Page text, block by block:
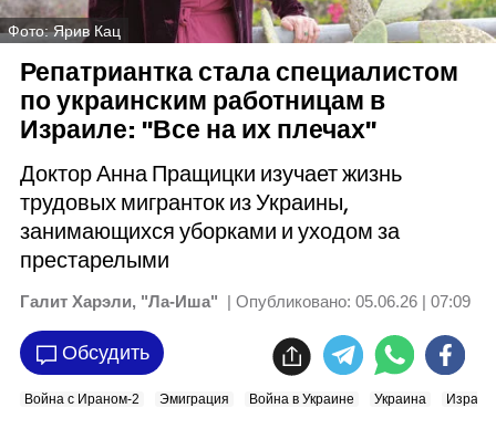
Фото: Ярив Кац
Репатриантка стала специалистом
по украинским работницам в
Израиле: "Все на их плечах"
Доктор Анна Пращицки изучает жизнь
трудовых мигранток из Украины,
занимающихся уборками и уходом за
престарелыми
Галит Харэли, "Ла-Иша" | Опубликовано: 05.06.26 | 07:09
Обсудить
Война с Ираном-2 Эмиграция Война в Украине Украина